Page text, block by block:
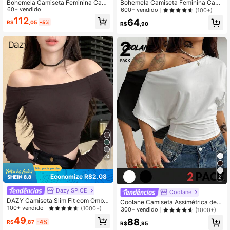
Bohemela Camiseta Feminina Casu
al de Cor Sólida Assimétrica de Ma
nga Curta
60+ vendido
R$112 ,05 -5%
24
Economize R$2,08
Dazy SPICE
DAZY Camiseta Slim Fit com Ombro
s Abertos para Mulheres, Blusas par
nga, Blusas com Ombros à Mostra
100+ vendido (1000+)
R$49 ,87 -4%
Bohemela Camiseta Feminina Casu
al de Malha com Renda Contrastant
ssimétrica
600+ vendido (100+)
R$64 ,90
21
Coolane
Coolane Camiseta Assimétrica de O
mbro Cinturada para Uso Diário, Bá
para Mulheres
300+ vendido (1000+)
R$88 ,95